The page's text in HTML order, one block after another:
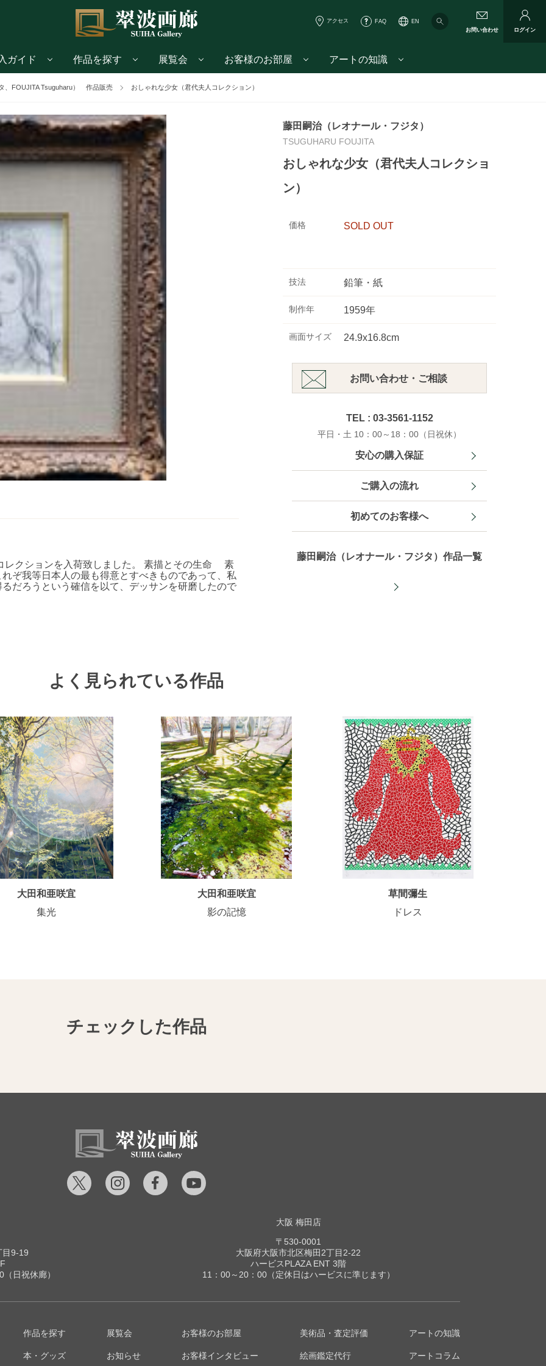
アクセス FAQ
EN
お問い合わせ
ログイン
ガイド 作品を探す 展覧会 お客様のお部屋 アートの知識
、FOUJITA Tsuguharu） 作品販売 おしゃれな少女（君代夫人コレクション）
レクションを入荷致しました。 素描とその生命 素
ぞ我等日本人の最も得意とすべきものであって、私
だろうという確信を以て、デッサンを研磨したので
藤田嗣治（レオナール・フジタ）
TSUGUHARU FOUJITA
おしゃれな少女（君代夫人コレクショ
ン）
価格 SOLD OUT
技法 鉛筆・紙
制作年 1959年
画面サイズ 24.9x16.8cm
お問い合わせ・ご相談
TEL : 03-3561-1152
平日・土 10：00～18：00（日祝休）
安心の購入保証
ご購入の流れ
初めてのお客様へ
藤田嗣治（レオナール・フジタ）作品一覧
よく見られている作品
大田和亜咲宜
集光
大田和亜咲宜
影の記憶
草間彌生
ドレス
チェックした作品
目9-19
日祝休廊）
大阪 梅田店
〒530-0001
大阪府大阪市北区梅田2丁目2-22
ハービスPLAZA ENT 3階
11：00～20：00（定休日はハービスに準じます）
作品を探す
本・グッズ
展覧会
お知らせ
お客様のお部屋
お客様インタビュー
美術品・査定評価
絵画鑑定代行
アートの知識
アートコラム